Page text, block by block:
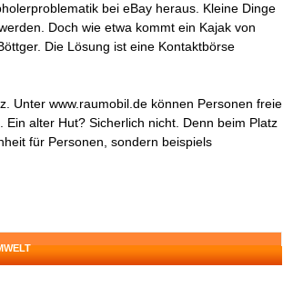
bei eBay heraus. Kleine Dinge
Doch wie etwa kommt ein Kajak von
Die Lösung ist eine Kontaktbörse
Unter www.raumobil.de können Personen freie
alter Hut? Sicherlich nicht. Denn beim Platz
für Personen, sondern beispiels